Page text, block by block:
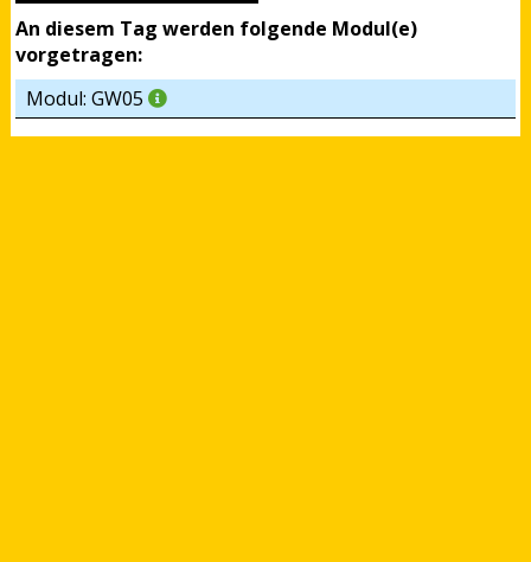
An diesem Tag werden folgende Modul(e)
vorgetragen:
Modul: GW05